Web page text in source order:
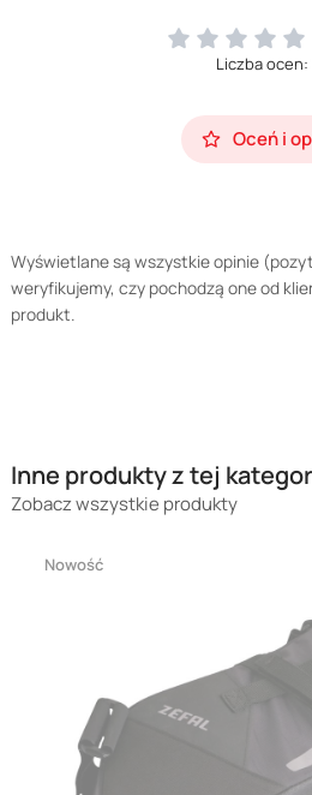
Liczba ocen:
Oceń i
Wyświetlane są wszystkie opinie
weryfikujemy, czy pochodzą one od
produkt.
Inne produkty z tej
Zobacz wszystkie produkty
Nowość